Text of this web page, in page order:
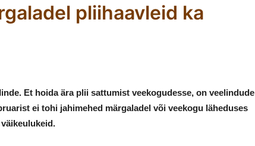
pliihaavleid ka
Et hoida ära plii sattumist veekogudesse, on veelindude
ei tohi jahimehed märgaladel või veekogu läheduses